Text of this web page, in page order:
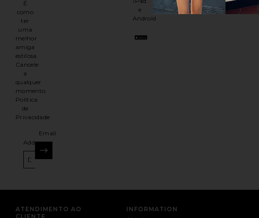
É
como
ter
uma
melhor
amiga
estilosa.
Cancele
a
qualquer
momento.
Política
de
Privacidade
Email
Address
e
Android
ATENDIMENTO AO
CLIENTE
INFORMATION